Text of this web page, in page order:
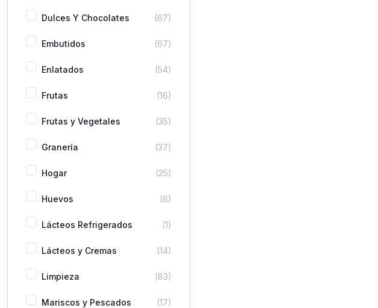
Dulces Y Chocolates (67)
Embutidos (67)
Enlatados (54)
Frutas (16)
Frutas y Vegetales (35)
Granería (37)
Hogar (25)
Huevos (6)
Lácteos Refrigerados (1)
Lácteos y Cremas (14)
Limpieza (83)
Mariscos y Pescados (17)